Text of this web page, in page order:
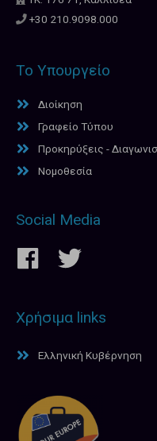
+30 210.9098.000
Το Υπουργείο
Διοίκηση
Γραφείο Τύπου
Προκηρύξεις -
Νομοθεσία
Social Media
Χρήσιμα links
Ελληνική Κυβέρνηση